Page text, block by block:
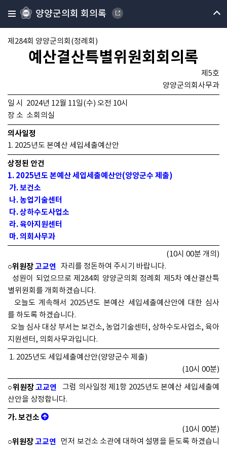
양양군의회 회의록
제284회 양양군의회(정례회)
예산결산특별위원회회의록
제5호
양양군의회사무과
일 시 2024년 12월 11일(수) 오전 10시
장 소 소회의실
의사일정
1. 2025년도 본예산 세입세출예산안
상정된 안건
1. 2025년도 본예산 세입세출예산안(양양군수 제출)
가. 보건소
나. 농업기술센터
다. 상하수도사업소
라. 육아지원센터
마. 의회사무과
(10시 00분 개의)
○위원장고교연 자리를 정돈하여 주시기 바랍니다.
성원이 되었으므로 제284회 양양군의회 정례회 제5차 예산결산특
별위원회를 개회하겠습니다.
오늘도 계속해서 2025년도 본예산 세입세출예산안에 대한 심사
를 하도록 하겠습니다.
오늘 심사 대상 부서는 보건소, 농업기술센터, 상하수도사업소, 육아
지원센터, 의회사무과입니다.
1. 2025년도 세입세출예산안(양양군수 제출)
(10시 00분)
○위원장고교연 그럼 의사일정 제1항 2025년도 본예산 세입세출예
산안을 상정합니다.
가. 보건소
(10시 00분)
○위원장고교연 먼저 보건소 소관에 대하여 설명을 듣도록 하겠습니